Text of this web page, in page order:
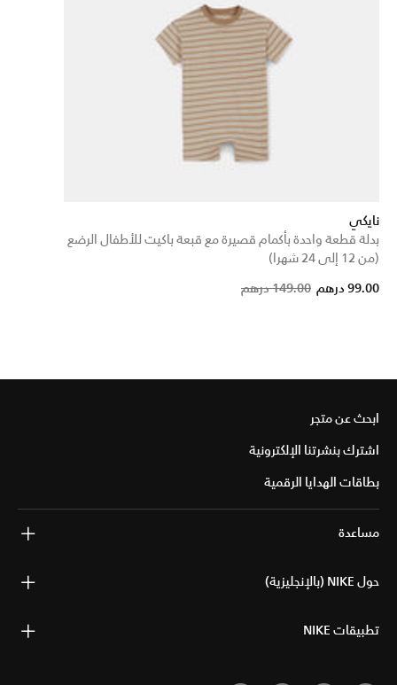
نايكي
بدلة قطعة واحدة بأكمام قصيرة مع قبعة باكيت للأطفال الرضع
(من 12 إلى 24 شهرا)
Price reduced from
149.00 درهم 99.00 درهم
ابحث عن متجر
اشترك بنشرتنا الإلكترونية
بطاقات الهدايا الرقمية
مساعدة
حول NIKE (بالإنجليزية)
تطبيقات NIKE